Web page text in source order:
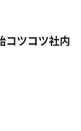
コツコツ社内